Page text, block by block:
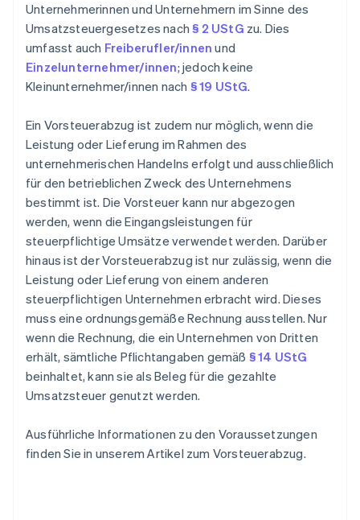
Unternehmerinnen und Unternehmern im Sinne des
Umsatzsteuergesetzes nach§ 2 UStG zu. Dies
umfasst auch Freiberufler/innen und
Einzelunternehmer/innen; jedoch keine
Kleinunternehmer/innen nach § 19 UStG.
Ein Vorsteuerabzug ist zudem nur möglich, wenn die
Leistung oder Lieferung im Rahmen des
unternehmerischen Handelns erfolgt und ausschließlich
für den betrieblichen Zweck des Unternehmens
bestimmt ist. Die Vorsteuer kann nur abgezogen
werden, wenn die Eingangsleistungen für
steuerpflichtige Umsätze verwendet werden. Darüber
hinaus ist der Vorsteuerabzug ist nur zulässig, wenn die
Leistung oder Lieferung von einem anderen
steuerpflichtigen Unternehmen erbracht wird. Dieses
muss eine ordnungsgemäße Rechnung ausstellen. Nur
wenn die Rechnung, die ein Unternehmen von Dritten
erhält, sämtliche Pflichtangaben gemäß § 14 UStG
beinhaltet, kann sie als Beleg für die gezahlte
Umsatzsteuer genutzt werden.
Ausführliche Informationen zu den Voraussetzungen
finden Sie in unserem Artikel zum Vorsteuerabzug.